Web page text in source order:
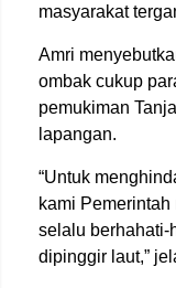
masyarakat
Amri
ombak cukup
pemukiman
lapangan.
“Untuk
kami
selalu berhahati-
dipinggir laut,”